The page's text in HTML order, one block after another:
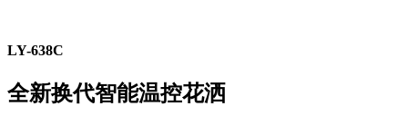
LY-638C
全新换代智能温控花洒